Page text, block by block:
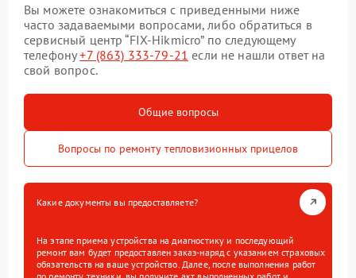
Вы можете ознакомиться с приведенными ниже
часто задаваемыми вопросами, либо обратиться в
сервисный центр “FIX-Hikmicro” по следующему
телефону+7 (863) 333-79-21 если не нашли ответ на
свой вопрос.
Общие вопросы
Вопросы по ремонту тепловизионных прицелов
Какие документы вы предоставляете?
На этапе приема устройства на диагностику и последующий
ремонт вам будет предоставлен заказ-наряд с указанием страховых
обязательств на ваше устройство. Далее, после выполнения работ